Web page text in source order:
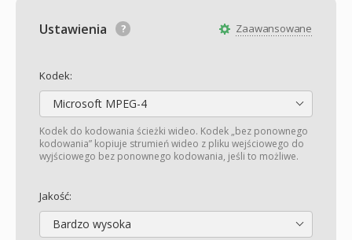
Zaawansowane
Ustawienia
Kodek:
Microsoft MPEG-4
Kodek do kodowania ścieżki wideo. Kodek „bez ponownego
kodowania” kopiuje strumień wideo z pliku wejściowego do
wyjściowego bez ponownego kodowania, jeśli to możliwe.
Jakość:
Bardzo wysoka